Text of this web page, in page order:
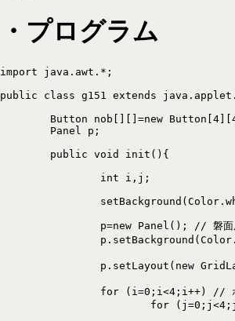
・プログラム
import java.awt.*;
public class g151 extends